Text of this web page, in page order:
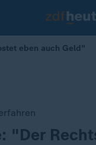
eben auch Geld"
"Der